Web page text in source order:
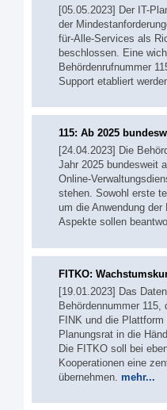
[05.05.2023] Der IT-
der
für-Alle-Services als
beschlossen. Eine
Behördenrufnummer
Support etabliert
115: Ab 2025
[24.04.2023] Die
Jahr 2025 bundesweit
Online-
stehen. Sowohl erste
um die Anwendung
Aspekte sollen
FITKO:
[19.01.2023] Das
Behördennummer
FINK und die
Planungsrat in die
Die FITKO soll bei
Kooperationen eine
übernehmen. mehr...